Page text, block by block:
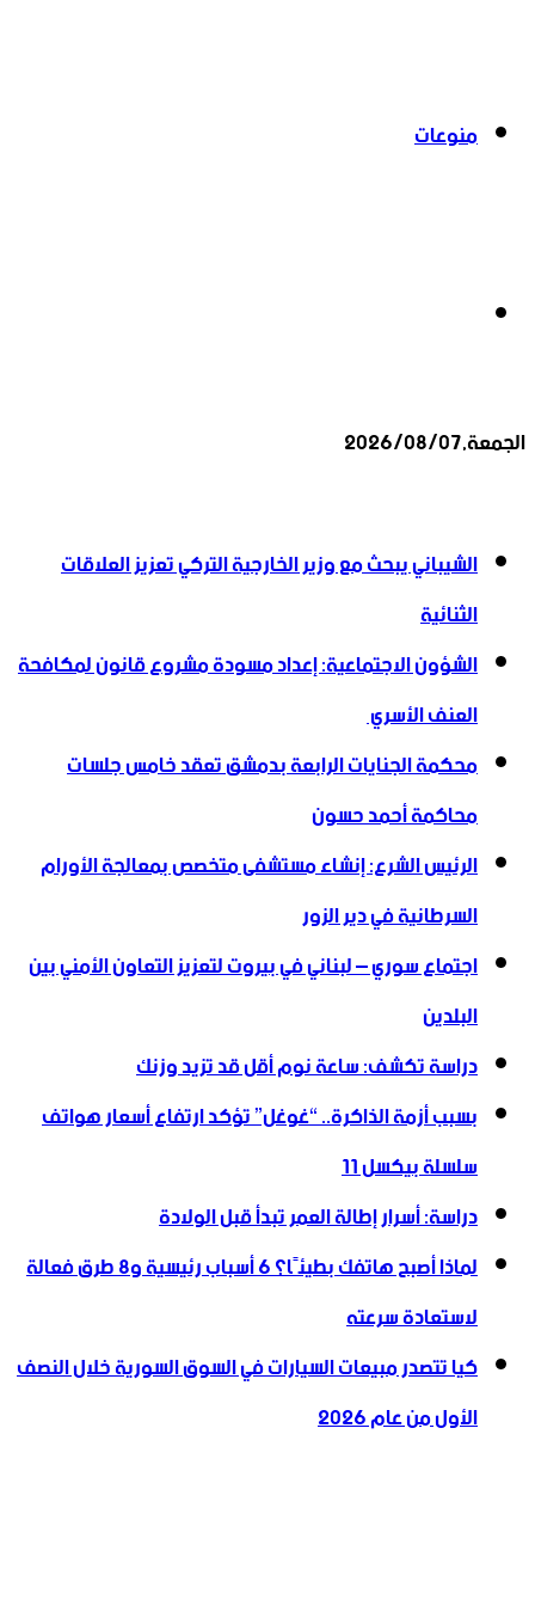
منوعات
الجمعة,2026/08/07
الشيباني يبحث مع وزير الخارجية التركي تعزيز العلاقات
الثنائية
الشؤون الاجتماعية: إعداد مسودة مشروع قانون لمكافحة
العنف الأسري ‏
محكمة الجنايات الرابعة بدمشق تعقد خامس جلسات
محاكمة أحمد حسون
الرئيس الشرع: إنشاء ‌‏مستشفى متخصص بمعالجة الأورام
السرطانية في دير الزور
اجتماع سوري – لبناني في بيروت لتعزيز التعاون ‏الأمني ‏بين
البلدين
دراسة تكشف: ساعة نوم أقل قد تزيد وزنك
بسبب أزمة الذاكرة.. “غوغل” تؤكد ارتفاع أسعار هواتف
سلسلة بيكسل 11
دراسة: أسرار إطالة العمر تبدأ قبل الولادة
لماذا أصبح هاتفك بطيئًا؟ 6 أسباب رئيسية و8 طرق فعالة
لاستعادة سرعته
كيا تتصدر مبيعات السيارات في السوق السورية خلال النصف
الأول من عام 2026